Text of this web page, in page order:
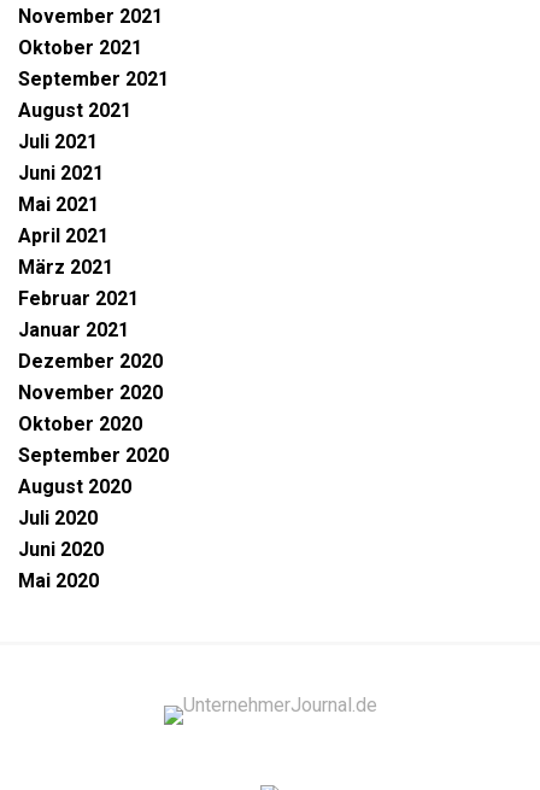
November 2021
Oktober 2021
September 2021
August 2021
Juli 2021
Juni 2021
Mai 2021
April 2021
März 2021
Februar 2021
Januar 2021
Dezember 2020
November 2020
Oktober 2020
September 2020
August 2020
Juli 2020
Juni 2020
Mai 2020